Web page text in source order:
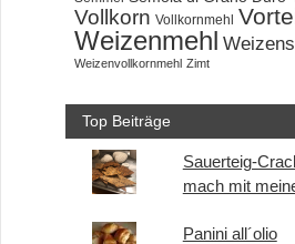
Vollkorn Vollkornmehl
Weizenmehl
Weizenvollkornmehl Zimt
Top Beiträge
Sauerteig-
mach mit
Panini all´olio